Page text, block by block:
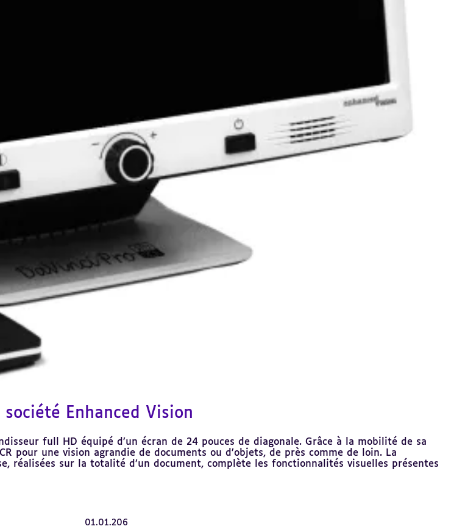
société Enhanced Vision
full HD équipé d’un écran de 24 pouces de diagonale. Grâce à la mobilité de sa
pour une vision agrandie de documents ou d’objets, de près comme de loin. La
réalisées sur la totalité d’un document, complète les fonctionnalités visuelles présentes
01.01.206